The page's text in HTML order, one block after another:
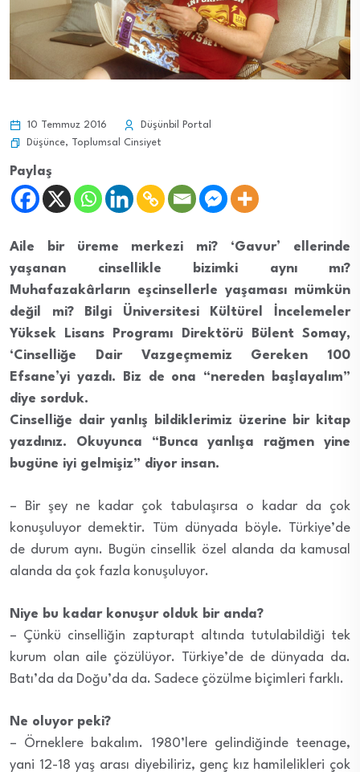
10 Temmuz 2016
Düşünbil Portal
Düşünce, Toplumsal Cinsiyet
Paylaş
Aile bir üreme merkezi mi? ‘Gavur’ ellerinde
yaşanan cinsellikle bizimki aynı mı?
Muhafazakârların eşcinsellerle yaşaması mümkün
değil mi? Bilgi Üniversitesi Kültürel İncelemeler
Yüksek Lisans Programı Direktörü Bülent Somay,
‘Cinselliğe Dair Vazgeçmemiz Gereken 100
Efsane’yi yazdı. Biz de ona “nereden başlayalım”
diye sorduk.
Cinselliğe dair yanlış bildiklerimiz üzerine bir kitap
yazdınız. Okuyunca “Bunca yanlışa rağmen yine
bugüne iyi gelmişiz” diyor insan.
– Bir şey ne kadar çok tabulaşırsa o kadar da çok
konuşuluyor demektir. Tüm dünyada böyle. Türkiye’de
de durum aynı. Bugün cinsellik özel alanda da kamusal
alanda da çok fazla konuşuluyor.
Niye bu kadar konuşur olduk bir anda?
– Çünkü cinselliğin zapturapt altında tutulabildiği tek
kurum olan aile çözülüyor. Türkiye’de de dünyada da.
Batı’da da Doğu’da da. Sadece çözülme biçimleri farklı.
Ne oluyor peki?
– Örneklere bakalım. 1980’lere gelindiğinde teenage,
yani 12-18 yaş arası diyebiliriz, genç kız hamilelikleri çok